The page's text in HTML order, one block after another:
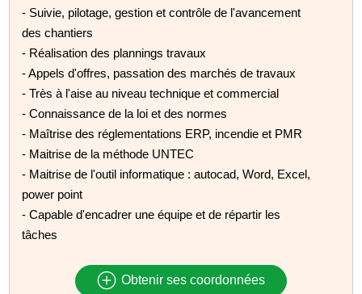
- Suivie, pilotage, gestion et contrôle de l'avancement
des chantiers
- Réalisation des plannings travaux
- Appels d'offres, passation des marchés de travaux
- Très à l'aise au niveau technique et commercial
- Connaissance de la loi et des normes
- Maîtrise des réglementations ERP, incendie et PMR
- Maitrise de la méthode UNTEC
- Maitrise de l'outil informatique : autocad, Word, Excel,
power point
- Capable d'encadrer une équipe et de répartir les
tâches
Obtenir ses coordonnées